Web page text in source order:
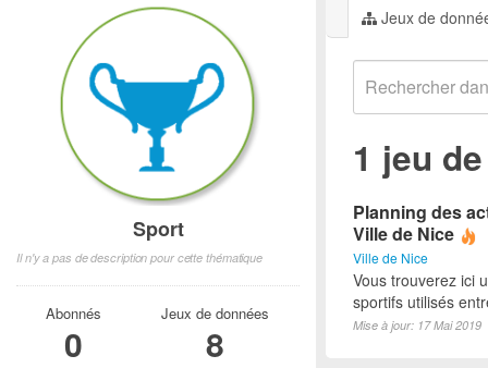
Jeux de
1 jeu
Planning des
Ville de Nice
Ville de Nice
Vous trouverez ici
sportifs utilisés
Mise à jour: 17 Mai 2019
Sport
Il n'y a pas de description pour cette thématique
Abonnés
0
Jeux de données
8